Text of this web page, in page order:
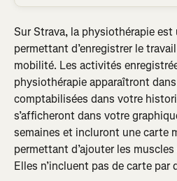
Sur Strava, la physiothérapie
permettant d’enregistrer le
mobilité. Les activités
physiothérapie apparaîtront
comptabilisées dans votre
s’afficheront dans votre
semaines et incluront une carte
permettant d’ajouter les
Elles n’incluent pas de carte par